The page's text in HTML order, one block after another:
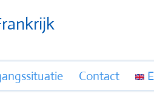
Contact